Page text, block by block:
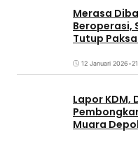
Merasa
Beroperasi,
Tutup
12 Januari 2026•
Lapor KDM,
Muara